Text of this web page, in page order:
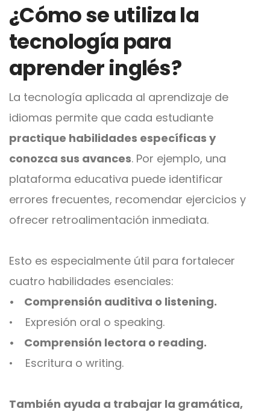
¿Cómo se utiliza la
tecnología para
aprender inglés?
La tecnología aplicada al aprendizaje de
idiomas permite que cada estudiante
practique habilidades específicas y
conozca sus avances. Por ejemplo, una
plataforma educativa puede identificar
errores frecuentes, recomendar ejercicios y
ofrecer retroalimentación inmediata.
Esto es especialmente útil para fortalecer
cuatro habilidades esenciales:
• Comprensión auditiva o listening.
• Expresión oral o speaking.
• Comprensión lectora o reading.
• Escritura o writing.
También ayuda a trabajar la gramática,